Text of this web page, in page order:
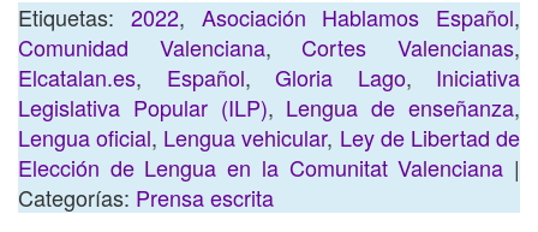
Etiquetas: 2022, Asociación Hablamos Español,
Comunidad Valenciana,Cortes Valencianas,
Elcatalan.es, Español, Gloria Lago, Iniciativa
Legislativa Popular (ILP), Lengua de enseñanza,
Lengua oficial, Lengua vehicular, Ley de Libertad de
Elección de Lengua en la Comunitat Valenciana |
Categorías: Prensa escrita